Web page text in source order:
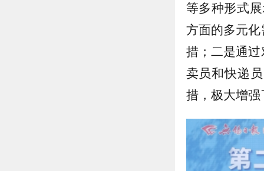
等多种形式
方面的多元
措；二是通
卖员和快递
措，极大增